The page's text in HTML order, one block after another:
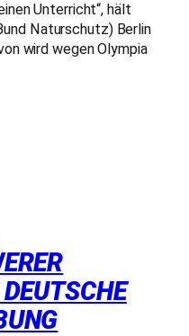
Unterricht“, hält
Naturschutz) Berlin
wird wegen Olympia